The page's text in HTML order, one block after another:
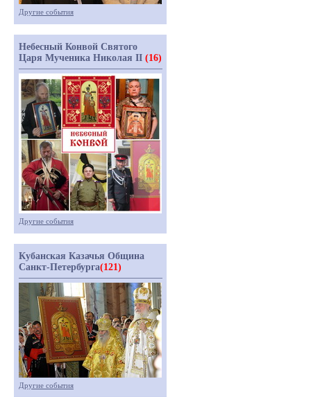
Другие события
Небесный Конвой Святого
Царя Мученика Николая II (16)
Другие события
Кубанская Казачья Община
Санкт-Петербурга(121)
Другие события